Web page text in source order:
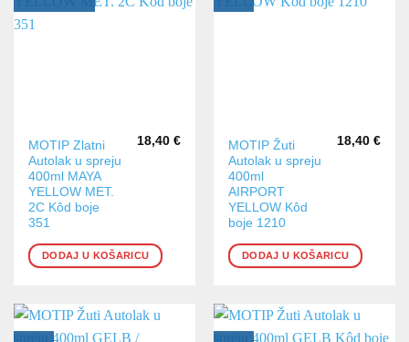
MOTIP Zlatni
Autolak u spreju
400ml MAYA
YELLOW MET.
2C Kôd boje
351
18,40 €
DODAJ U KOŠARICU
MOTIP Žuti
Autolak u spreju
400ml
AIRPORT
YELLOW Kôd
boje 1210
18,40 €
DODAJ U KOŠARICU